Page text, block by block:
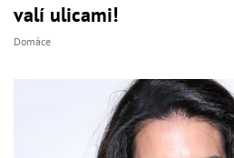
valí ulicami!
Domáce